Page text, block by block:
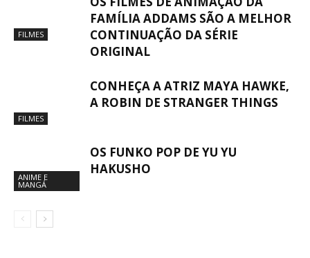
FILMES
FAMÍLIA ADDAMS SÃO A MELHOR
CONTINUAÇÃO DA SÉRIE
ORIGINAL
FILMES
CONHEÇA A ATRIZ MAYA HAWKE,
A ROBIN DE STRANGER THINGS
ANIME E
MANGÁ
OS FUNKO POP DE YU YU
HAKUSHO